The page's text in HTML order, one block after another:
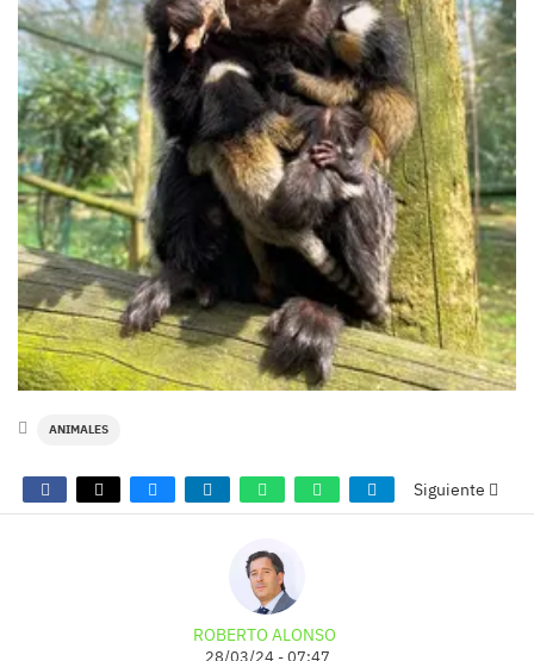
ANIMALES
Siguiente
ROBERTO ALONSO
28/03/24 - 07:47